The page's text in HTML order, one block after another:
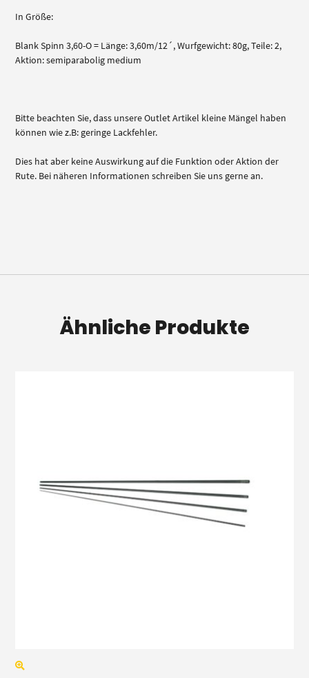
In Größe:
Blank Spinn 3,60-O = Länge: 3,60m/12´, Wurfgewicht: 80g, Teile: 2,
Aktion: semiparabolig medium
Bitte beachten Sie, dass unsere Outlet Artikel kleine Mängel haben
können wie z.B: geringe Lackfehler.
Dies hat aber keine Auswirkung auf die Funktion oder Aktion der
Rute. Bei näheren Informationen schreiben Sie uns gerne an.
Ähnliche Produkte